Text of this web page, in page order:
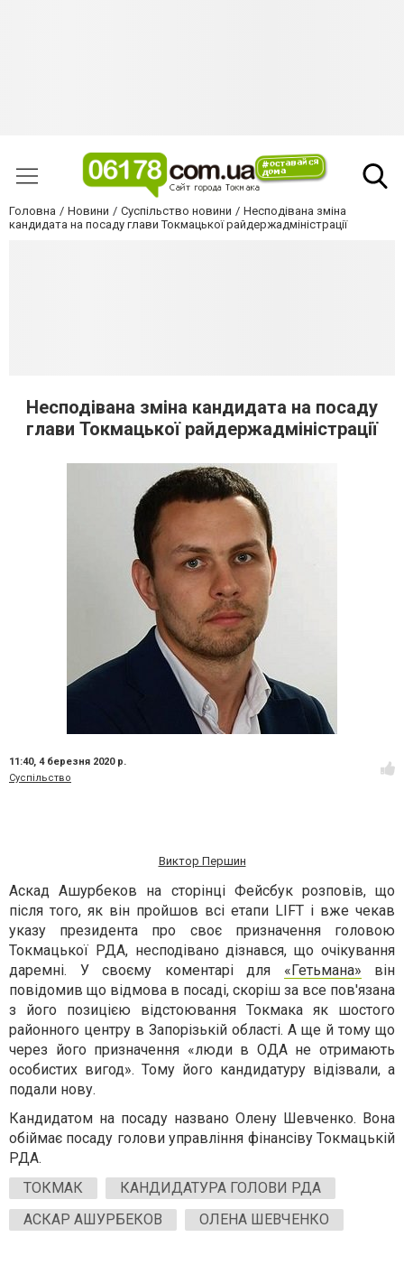
Головна Новини Суспільство новини
Несподівана зміна
кандидата на посаду глави Токмацької райдержадміністрації
Несподівана зміна кандидата на посаду
глави Токмацької райдержадміністрації
11:40, 4 березня 2020 р.
Суспільство
Виктор Першин
Аскад Ашурбеков на сторінці Фейсбук розповів, що
після того, як він пройшов всі етапи LIFT і вже чекав
указу президента про своє призначення головою
Токмацької РДА, несподівано дізнався, що очікування
даремні. У своєму коментарі для «Гетьмана» він
повідомив що відмова в посаді, скоріш за все пов'язана
з його позицією відстоювання Токмака як шостого
районного центру в Запорізькій області. А ще й тому що
через його призначення «люди в ОДА не отримають
особистих вигод». Тому його кандидатуру відізвали, а
подали нову.
Кандидатом на посаду названо Олену Шевченко. Вона
обіймає посаду голови управління фінансіву Токмацькій
РДА.
ТОКМАК
КАНДИДАТУРА ГОЛОВИ РДА
АСКАР АШУРБЕКОВ
ОЛЕНА ШЕВЧЕНКО